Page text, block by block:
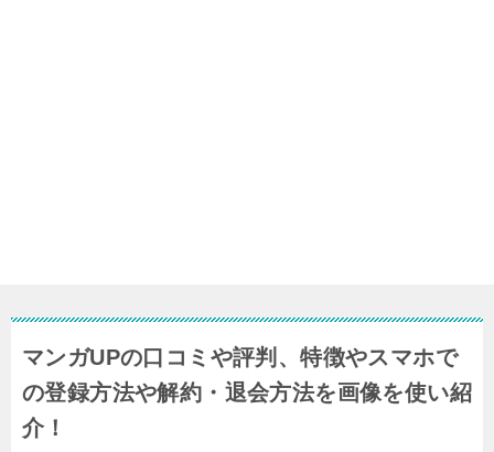
マンガUPの口コミや評判、特徴やスマホで
の登録方法や解約・退会方法を画像を使い紹
介！